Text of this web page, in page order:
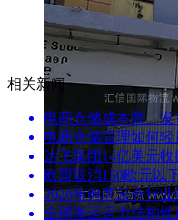
相关新闻
电商仓储成本高、
电商仓储管理如何
达飞集团14亿美元
欧盟取消150欧元以
2026年电商云仓行
全球海运运力结构性